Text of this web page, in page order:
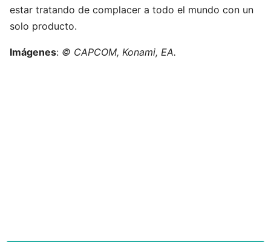
estar tratando de complacer a todo el mundo con un
solo producto.
Imágenes: © CAPCOM, Konami, EA.